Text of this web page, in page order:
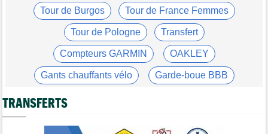
16:38
Tour de Pologne
Louis Barré remporte la 6e étape et prend la 2e place du
Média
Les vidéos cyclisme sont sur Dailymotion : Cyclism'Actu TV
Giulio Pellizzari la 5e et dernière étape, Gall le général final !
Reusser : "On s'est trop regardées... c'était stupide"
Tour de Burgos Tour de France Femmes
Tour de Pologne Transfert
Compteurs GARMIN OAKLEY
Gants chauffants vélo Garde-boue BBB
Casque ABUS
TRANSFERTS